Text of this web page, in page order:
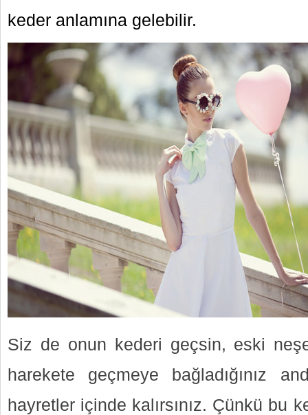
keder anlamına gelebilir.
Siz de onun kederi geçsin, eski
harekete geçmeye bağladığınız
hayretler içinde kalırsınız. Çünkü bu